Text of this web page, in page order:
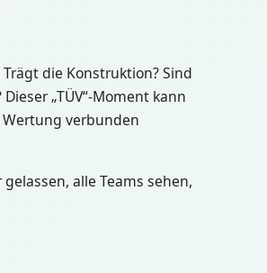
die Konstruktion? Sind
„TÜV“-Moment kann
verbunden
alle Teams sehen,